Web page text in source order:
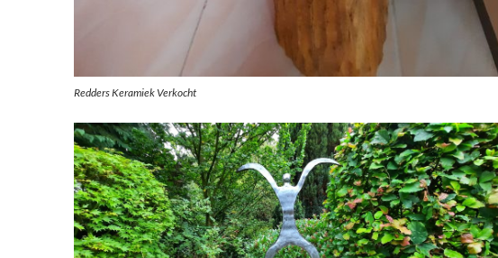
Redders Keramiek Verkocht